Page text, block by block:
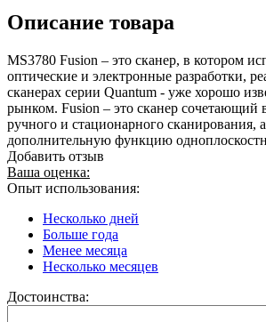
Описание товара
MS3780 Fusion – это сканер, в котором
оптические и электронные разработки,
сканерах серии Quantum - уже хорошо
рынком. Fusion – это сканер сочетающий
ручного и стационарного
дополнительную функцию
Добавить отзыв
Ваша оценка:
Опыт использования:
Несколько дней
Больше года
Менее месяца
Несколько месяцев
Достоинства: